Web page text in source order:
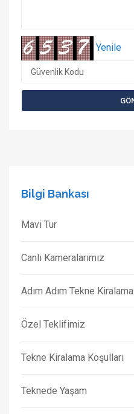
Yenile
Bilgi Bankası
Mavi Tur
Canlı Kameralarımız
Adım Adım Tekne Kiralama
Özel Teklifimiz
Tekne Kiralama Koşulları
Teknede Yaşam